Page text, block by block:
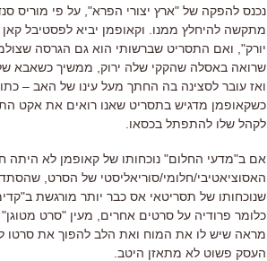
נכנס להפקה של "ארץ יצורי הפרא", על פי מוריס
מתקשה להיחלץ ממנו. וקאופמן יביא לפסטיבל
יורק", ואם התסריט שברשותי הוא גם הגרסה
שרואה באסלה שהקקי שלה ירוק, ממשיך כשאבא
ואז עובר לסצינה בה החתך מעל עינו של האב –
כשקאופמן מדגיש בתסריט שאנו רואים את אקט
לקהל שלו להתפתל בכסאו.
אם ב"מדעי החלום" נוכחותו של קאופמן לא היתה
האסוציאטיבי/חלומי/סוריאליסטי של הסרט,
כלומר פרודיה על סרטים אחרים, מעין "סרט
מראה שיש לו את המוח ואת הלב להפוך את סרטו
העסק פשוט לא מתאזן היטב.